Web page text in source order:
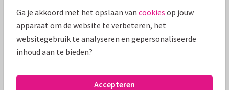
Ga je akkoord met het opslaan van cookies op jouw
apparaat om de website te verbeteren, het
websitegebruik te analyseren en gepersonaliseerde
inhoud aan te bieden?
Accepteren